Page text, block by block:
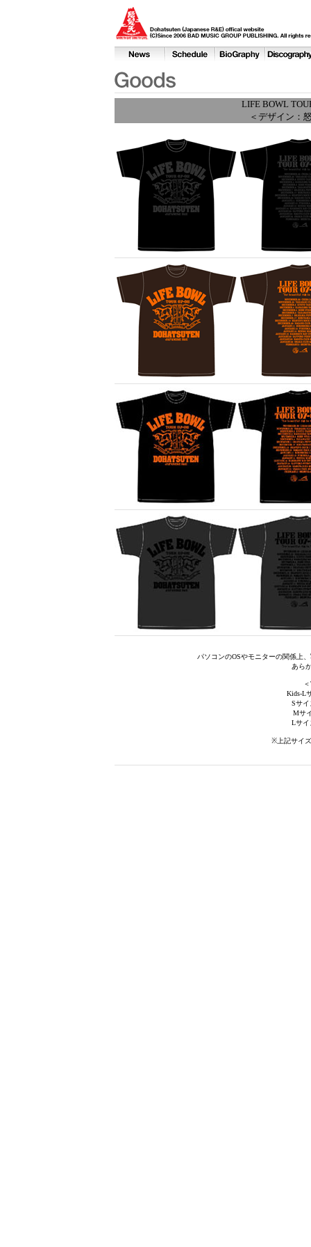
LIFE BOWL
＜デザイン：
パソコンのOSやモニターの関係上
あら
Kids-L
Sサ
Mサ
Lサイ
※上記サイ